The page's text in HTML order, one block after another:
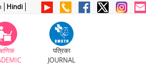
Hindi
पत्रिका
JOURNAL